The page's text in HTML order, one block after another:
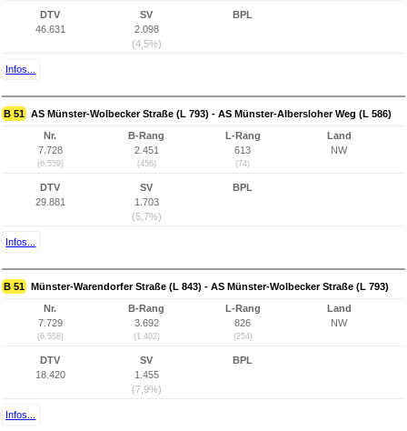
DTV
46.631
SV
2.098
(4,5%)
BPL
Infos...
B 51 AS Münster-Wolbecker Straße (L 793) - AS Münster-Albersloher Weg (L 586)
Nr.
7.728
(6.559)
B-Rang
2.451
(456)
L-Rang
613
(74)
Land
NW
DTV
29.881
SV
1.703
(5,7%)
BPL
Infos...
B 51 Münster-Warendorfer Straße (L 843) - AS Münster-Wolbecker Straße (L 793)
Nr.
7.729
(6.558)
B-Rang
3.692
(1.402)
L-Rang
826
(254)
Land
NW
DTV
18.420
SV
1.455
(7,9%)
BPL
Infos...